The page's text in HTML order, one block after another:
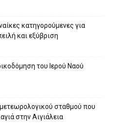
κατηγορούμενες για
και εξύβριση
του Ιερού Ναού
σταθμού που
στην Αιγιάλεια